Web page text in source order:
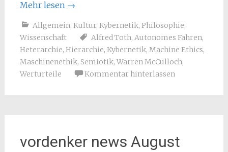
Mehr lesen →
Allgemein, Kultur, Kybernetik, Philosophie,
Wissenschaft
Alfred Toth, Autonomes Fahren,
Heterarchie, Hierarchie, Kybernetik, Machine Ethics,
Maschinenethik, Semiotik, Warren McCulloch,
Werturteile
Kommentar hinterlassen
vordenker news August